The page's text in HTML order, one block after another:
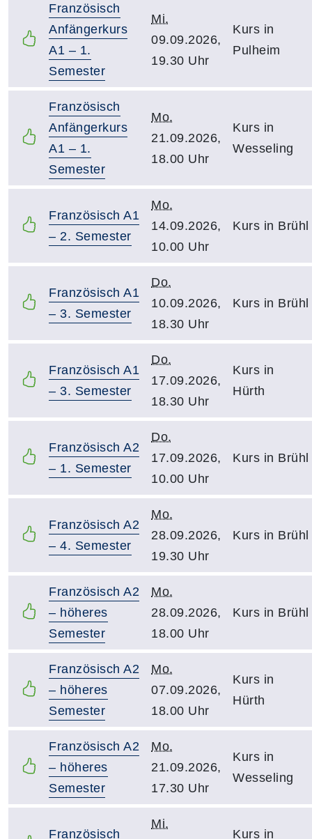
Französisch
Anfängerkurs
A1 – 1.
Semester
Mi.
09.09.2026,
19.30 Uhr
Kurs in
Pulheim
Französisch
Anfängerkurs
A1 – 1.
Semester
Mo.
21.09.2026,
18.00 Uhr
Kurs in
Wesseling
Französisch A1
– 2. Semester
Mo.
14.09.2026,
10.00 Uhr
Kurs in Brühl
Französisch A1
– 3. Semester
Do.
10.09.2026,
18.30 Uhr
Kurs in Brühl
Französisch A1
– 3. Semester
Do.
17.09.2026,
18.30 Uhr
Kurs in
Hürth
Französisch A2
– 1. Semester
Do.
17.09.2026,
10.00 Uhr
Kurs in Brühl
Französisch A2
– 4. Semester
Mo.
28.09.2026,
19.30 Uhr
Kurs in Brühl
Französisch A2
– höheres
Semester
Mo.
28.09.2026,
18.00 Uhr
Kurs in Brühl
Französisch A2
– höheres
Semester
Mo.
07.09.2026,
18.00 Uhr
Kurs in
Hürth
Französisch A2
– höheres
Semester
Mo.
21.09.2026,
17.30 Uhr
Kurs in
Wesseling
Französisch
Mi.
Kurs in